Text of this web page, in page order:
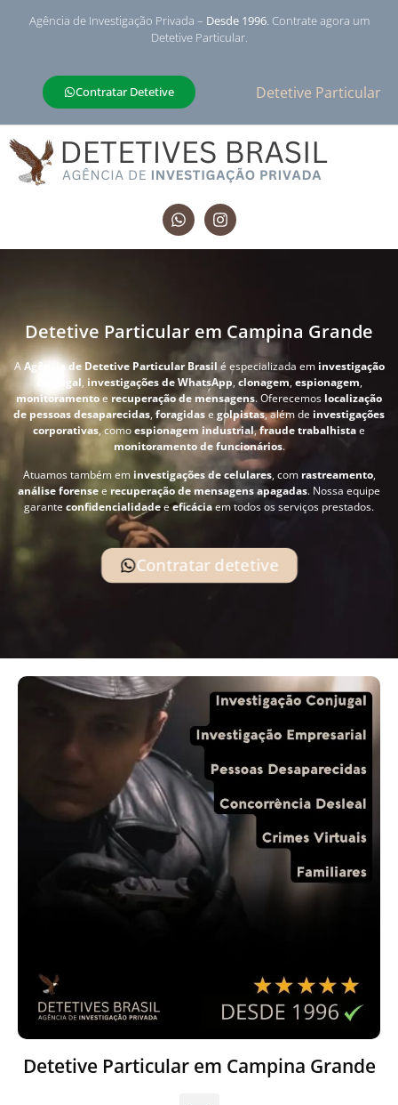
Agência de Investigação Privada – Desde 1996. Contrate agora um
Detetive Particular.
Contratar Detetive Detetive Particular
Detetive Particular em Campina Grande
AAgência de Detetive Particular Brasil é especializada em investigação
conjugal, investigações de WhatsApp, clonagem,espionagem,
monitoramentoe recuperação de mensagens. Oferecemos localização
de pessoas desaparecidas, foragidase golpistas, além de investigações
corporativas, comoespionagem industrial,fraude trabalhistae
monitoramento de funcionários.
Atuamos também em investigações de celulares, com rastreamento,
análise forensee recuperação de mensagens apagadas. Nossa equipe
garante confidencialidadeeeficáciaem todos os serviços prestados.
Contratar detetive
Detetive Particular em Campina Grande